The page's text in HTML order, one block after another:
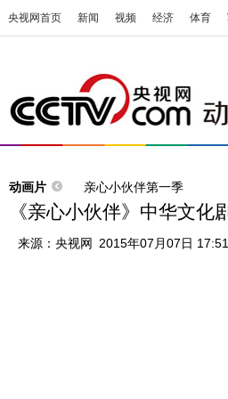
央视网首页 新闻 视频 经济 体育
动画片 亲心小伙伴第一季
《亲心小伙伴》中华文化
来源： 央视网 2015年07月07日 17:51